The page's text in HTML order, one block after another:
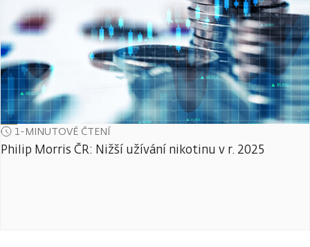
1-MINUTOVÉ ČTENÍ
Philip Morris ČR: Nižší užívání nikotinu v r. 2025